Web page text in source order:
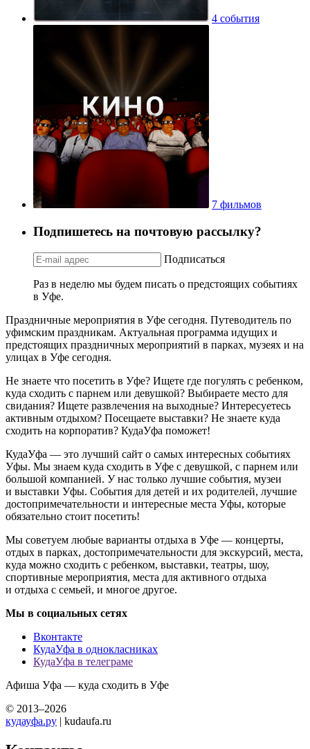
4 события
7 фильмов
Подпишетесь на почтовую рассылку?
Подписаться
Раз в неделю мы будем писать о предстоящих событиях
в Уфе.
Праздничные мероприятия в Уфе сегодня. Путеводитель по
уфимским праздникам. Актуальная программа идущих и
предстоящих праздничных мероприятий в парках, музеях и на
улицах в Уфе сегодня.
Не знаете что посетить в Уфе? Ищете где погулять с ребенком,
куда сходить с парнем или девушкой? Выбираете место для
свидания? Ищете развлечения на выходные? Интересуетесь
активным отдыхом? Посещаете выставки? Не знаете куда
сходить на корпоратив? КудаУфа поможет!
КудаУфа — это лучший сайт о самых интересных событиях
Уфы. Мы знаем куда сходить в Уфе с девушкой, с парнем или
большой компанией. У нас только лучшие события, музеи
и выставки Уфы. События для детей и их родителей, лучшие
достопримечательности и интересные места Уфы, которые
обязательно стоит посетить!
Мы советуем любые варианты отдыха в Уфе — концерты,
отдых в парках, достопримечательности для экскурсий, места,
куда можно сходить с ребенком, выставки, театры, шоу,
спортивные мероприятия, места для активного отдыха
и отдыха с семьей, и многое другое.
Мы в социальных сетях
Вконтакте
КудаУфа в однокласниках
КудаУфа в телеграме
Афиша Уфа — куда сходить в Уфе
© 2013–2026
кудауфа.ру | kudaufa.ru